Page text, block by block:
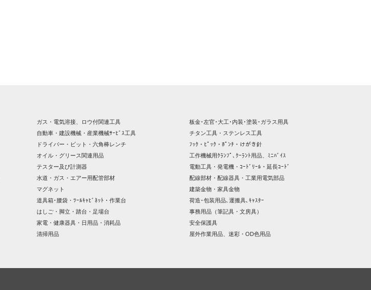
ガス・電気溶接、ロウ付関連工具
板金･左官･大工･内装･塗装･ガラス用具
自動車・建設機械・産業機械ｻｰﾋﾞｽ工具
チタン工具・ステンレス工具
ドライバー・ビット・六角棒レンチ
ﾌｯｸ・ﾋﾟｯｸ・ﾎﾟﾝﾁ・けがき針
オイル・グリース関連用品
工作機械用ｸﾗﾝﾌﾟ､ｸｰﾗﾝﾄ用品、ﾐﾆﾊﾞｲｽ
テスター及び計測器
電動工具・発電機・ｺｰﾄﾞﾘｰﾙ・延長ｺｰﾄﾞ
水道・ガス・エアー用配管部材
配線部材・配線器具・工業用電気部品
マグネット
建築金物・家具金物
道具箱･腰袋・ﾂｰﾙｷｬﾋﾞﾈｯﾄ・作業台
荷造･包装用品､運搬具､ｷｬｽﾀｰ
はしご・脚立・踏台・足場台
事務用品（筆記具・文房具）
家電・健康器具・日用品・消耗品
安全保護具
清掃用品
屋外作業用品、迷彩・OD色用品